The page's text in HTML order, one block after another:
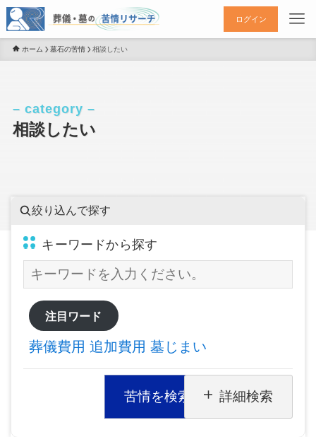
ログイン
ホーム 墓石の苦情 相談したい
相談したい
– category –
絞り込んで探す
キーワードから探す
注目ワード
葬儀費用 追加費用 墓じまい
苦情を検索 詳細検索